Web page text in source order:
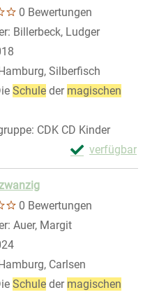
0 Bewertungen
Billerbeck, LudgerSuche
Silberfisch
Schule der magischen
CDK CD Kinder
verfügbar
Exemplar-
Zum Download
0 Bewertungen
Auer, Margit
Hamburg, Carlsen
Schule der magischen